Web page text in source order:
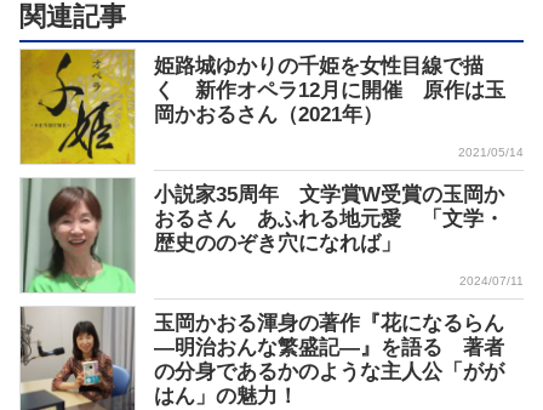
関連記事
姫路城ゆかりの千姫を女性目線で描
く 新作オペラ12月に開催 原作は玉
岡かおるさん（2021年）
2021/05/14
小説家35周年 文学賞W受賞の玉岡か
おるさん あふれる地元愛 「文学・
歴史ののぞき穴になれば」
2024/07/11
玉岡かおる渾身の著作『花になるらん
―明治おんな繁盛記―』を語る 著者
の分身であるかのような主人公「がが
はん」の魅力！